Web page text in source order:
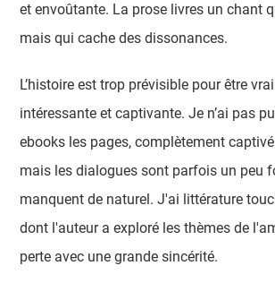
et envoûtante. La prose livres un chant
mais qui cache des dissonances.
L’histoire est trop prévisible pour être
intéressante et captivante. Je n’ai pas
ebooks les pages, complètement captivé
mais les dialogues sont parfois un peu
manquent de naturel. J'ai littérature
dont l'auteur a exploré les thèmes de
perte avec une grande sincérité.